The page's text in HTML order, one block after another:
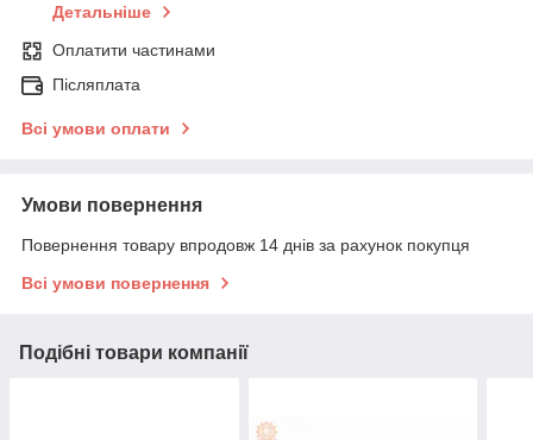
Детальніше
Оплатити частинами
Післяплата
Всі умови оплати
Умови повернення
Повернення товару впродовж 14 днів за рахунок покупця
Всі умови повернення
Подібні товари компанії